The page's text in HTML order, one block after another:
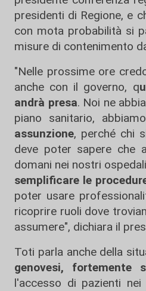
presidenti di Regione, e
con mota probabilità si
misure di contenimento
"Nelle prossime ore
anche con il governo, q
andrà presa. Noi ne
piano sanitario,
assunzione, perché chi
deve poter sapere che
domani nei nostri
semplificare le
poter usare
ricoprire ruoli dove
assumere", dichiara il
Toti parla anche della
genovesi, fortemente
l'accesso di pazienti